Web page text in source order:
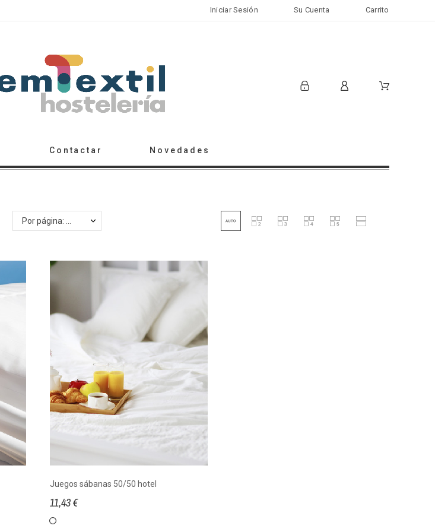
Iniciar Sesión Su Cuenta Carrito
Contactar Novedades
Juegos sábanas 50/50 hotel
11,43 €
Blanco